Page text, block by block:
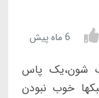
6 ماه پیش
شون،یک پاس
خوب نبودن